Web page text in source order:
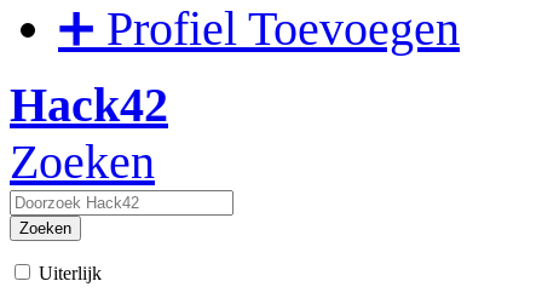
➕ Profiel Toevoegen
Hack42
Zoeken
Zoeken
Uiterlijk